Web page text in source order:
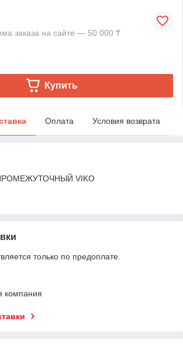
заказа на сайте — 50 000 ₸
Купить
Оплата Условия возврата
VIKO
только по предоплате.
компания